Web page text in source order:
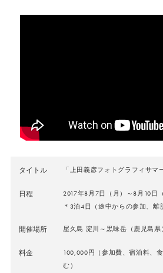
タイトル 「上田義彦フォトグラフィサマ
日程
2017年8月7日（月）～8月10日（
＊3泊4日（途中からの参加、離
開催場所 屋久島 淀川～黒味岳（鹿児島県
料金
100,000円（参加費、宿泊料、
む）